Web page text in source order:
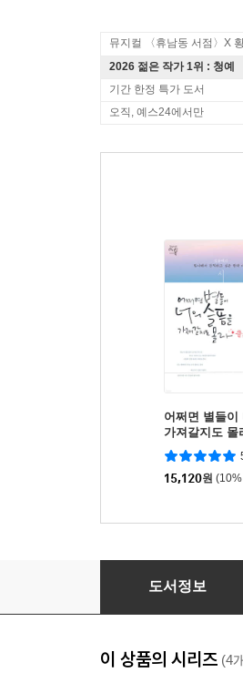
2026 젊은 작가 1위 : 청예
기간 한정 특가 도서
오직, 예스24에서만
어쩌면 별들이
가져갈지도 몰
15,120원
어쩌면 별들이 너의
도서정보
이 상품의 시리즈 (4